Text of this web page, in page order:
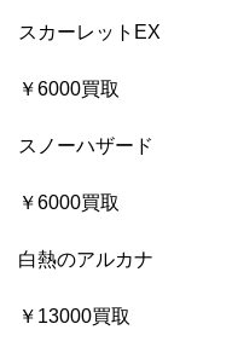
スカーレットEX
￥6000買取
スノーハザード
￥6000買取
白熱のアルカナ
￥13000買取